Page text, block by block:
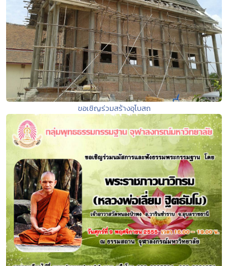
ขอเชิญร่วมสร้างอุโบสถ